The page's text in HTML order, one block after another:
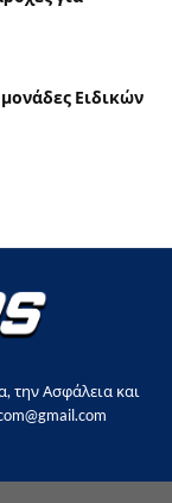
Ειδικών
την Ασφάλεια και